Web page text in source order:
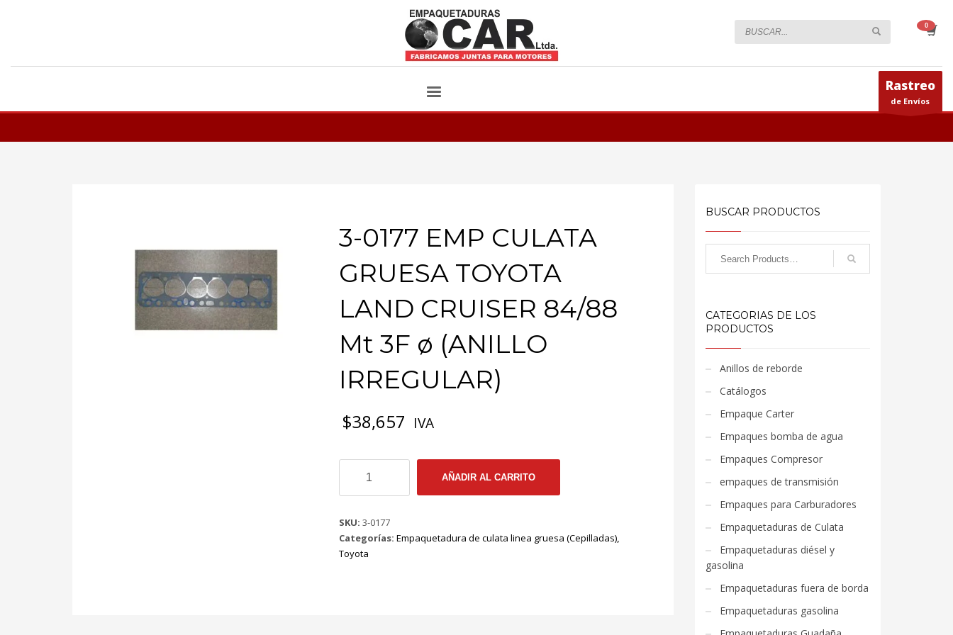
Rastreo
de Envíos
3-0177 EMP CULATA
GRUESA TOYOTA
LAND CRUISER 84/88
Mt 3F ø (ANILLO
IRREGULAR)
$38,657 IVA
EMP
GRUESA
TOYOTA
LAND
AÑADIR AL CARRITO
SKU:3-0177
Categorías:Empaquetadura de culata linea gruesa (Cepilladas),
Toyota
BUSCAR PRODUCTOS
CATEGORIAS DE LOS
PRODUCTOS
Anillos de reborde
Catálogos
Empaque Carter
Empaques bomba de agua
Empaques Compresor
empaques de transmisión
Empaques para Carburadores
Empaquetaduras de Culata
Empaquetaduras diésel y
gasolina
Empaquetaduras fuera de borda
Empaquetaduras gasolina